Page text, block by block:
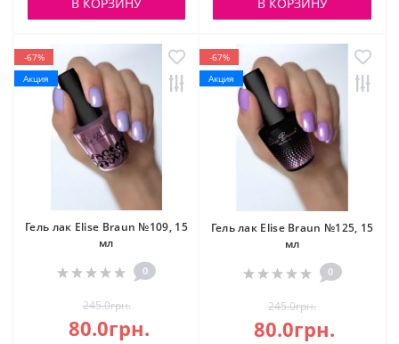
-67%
Акция
Гель лак Elise Braun №109, 15
мл
0
245.0грн.
80.0грн.
-67%
Акция
Гель лак Elise Braun №125, 15
мл
0
245.0грн.
80.0грн.